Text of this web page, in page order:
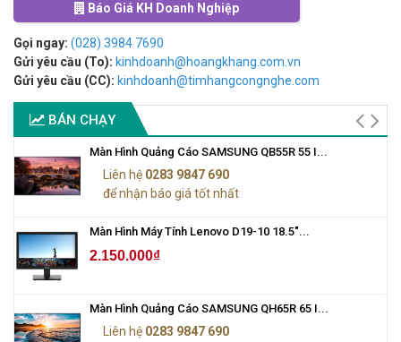
Báo Giá KH Doanh Nghiệp
Gọi ngay: (028) 3984 7690
Gửi yêu cầu (To): kinhdoanh@hoangkhang.com.vn
Gửi yêu cầu (CC): kinhdoanh@timhangcongnghe.com
BÁN CHẠY
Màn Hình Quảng Cáo SAMSUNG QB55R 55 I...
Liên hệ 0283 9847 690
để nhận báo giá tốt nhất
Màn Hình Máy Tính Lenovo D19-10 18.5"...
2.150.000₫
Màn Hình Quảng Cáo SAMSUNG QH65R 65 I...
Liên hệ 0283 9847 690